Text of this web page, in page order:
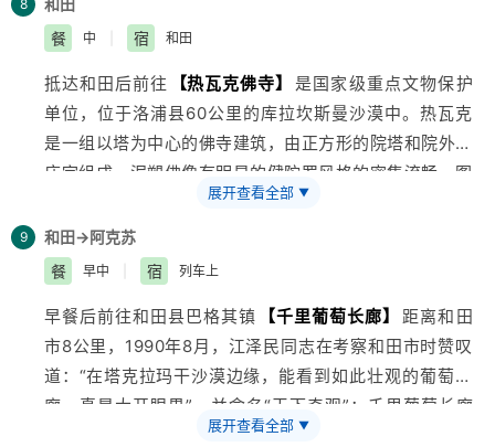
田玉展览馆，然后参观喀什大巴扎，全称是中西亚国际贸
代丝绸之路上那种古老的贸易形式。后举办民族团结一家
亲活动。民族团结是各族人民的生命线，对于进入改革发
展稳定新时期新阶段的新疆而言，维护和促进民族团结的
极端重要性不言而喻。习近平总书记反复强调：“民族团
族团结问题”。做好新形势下新疆民族团结工作，事关“稳
疆兴疆、富民固边”战略，事关社会稳定和长治久安，事
专列离开喀什。
活动推荐：喀什噶尔老城开城仪式、举行民族团结一家亲
联谊活动
8
和田
餐
中 宿 和田
抵达和田后前往 【热瓦克佛寺】
是国家级重点文物保护
单位，位于洛浦县60公里的库拉坎斯曼沙漠中。热瓦克
是一组以塔为中心的佛寺建筑，由正方形的院塔和院外的
庙宇组成。泥塑佛像有明显的健陀罗风格的密集流畅，图
案化的装饰衣纹。未风化的墙壁上均有壁画，供养人像，
此丘云气纹和图案插于佛佝之间，色彩单调，以褚色为
主。关于热瓦克的历史沿革和兴废年代，史无记载。学者
据出土文物和佛像，壁画风格，以及以塔为主体的建筑格
局推断为南北朝及唐代所建。之后前往参观【沙漠观景
台】。【艾特莱斯丝绸厂】——和田是丝绸之路南路的
交通枢纽，是重要的丝绸集散地，是西域三大丝都之一。
艾德莱斯绸被誉为“二十一世纪最后的手工业”，和田的艾
展开查看全部 ▼
9
和田→阿克苏
餐
早中 宿 列车上
早餐后前往和田县巴格其镇 【千里葡萄长廊】
距离和田
市8公里，1990年8月，江泽民同志在考察和田市时赞叹
道：“在塔克拉玛干沙漠边缘，能看到如此壮观的葡萄长
廊，真是大开眼界”，并命名“天下奇观”；千里葡萄长廊
—为改变恶劣的生态环境，和田县从20世纪60年代开
展开查看全部 ▼